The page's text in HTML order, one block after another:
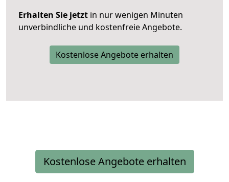
Erhalten Sie jetzt in nur wenigen Minuten
unverbindliche und kostenfreie Angebote.
Kostenlose Angebote erhalten
Kostenlose Angebote erhalten